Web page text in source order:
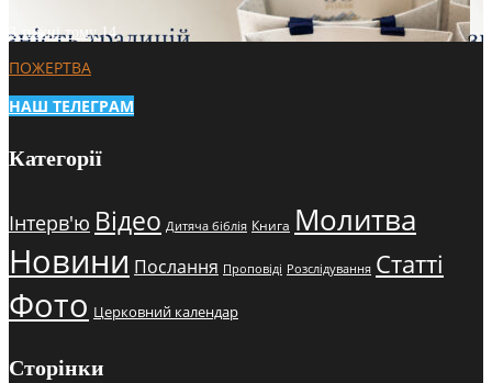
3 тижні тому14
ПОЖЕРТВА
НАШ ТЕЛЕГРАМ
Категорії
Інтерв'ю Відео Дитяча біблія Книга Молитва
Новини Послання Проповіді Розслідування Статті
Фото Церковний календар
Сторінки